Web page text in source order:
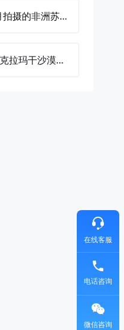
0.8米GF2卫星2020年12月拍摄的非洲苏丹尼罗河两岸影像图
0.8米GF2卫星拍摄到的塔克拉玛干沙漠里的工厂设施图片
在线客服
电话咨询
微信咨询